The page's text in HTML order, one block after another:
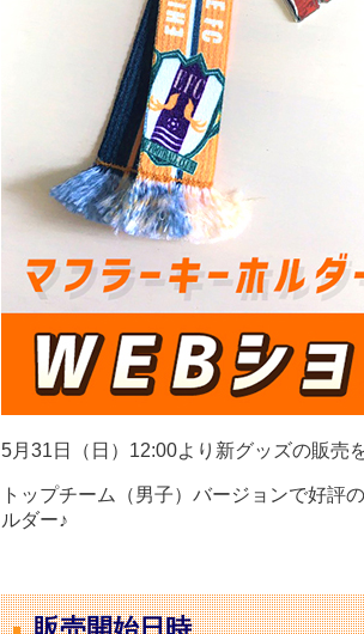
5月31日（日）12:00より新グッズの販売
トップチーム（男子）バージョンで好評
ルダー♪